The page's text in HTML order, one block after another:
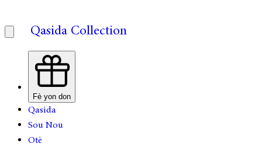
Qasida Collection
Fè yon don
Qasida
Sou Nou
Otè